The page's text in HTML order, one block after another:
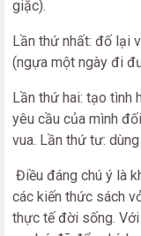
giặc).
Lần thứ nhất: đố lại
(ngựa một ngày đi
Lần thứ hai: tạo tình
yêu cầu của mình
vua. Lần thứ tư:
Điều đáng chú ý là
các kiến thức sách
thực tế đời sống.